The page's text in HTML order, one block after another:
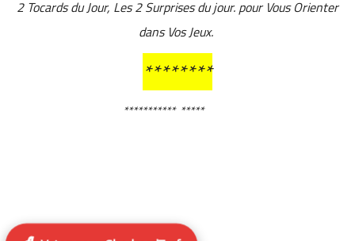
2 Tocards du Jour, Les 2 Surprises du jour. pour Vous Orienter
dans Vos Jeux.
********
*********** *****